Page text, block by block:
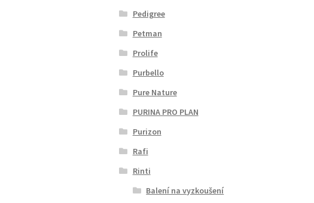
Pedigree
Petman
Prolife
Purbello
Pure Nature
PURINA PRO PLAN
Purizon
Rafi
Rinti
Balení na vyzkoušení